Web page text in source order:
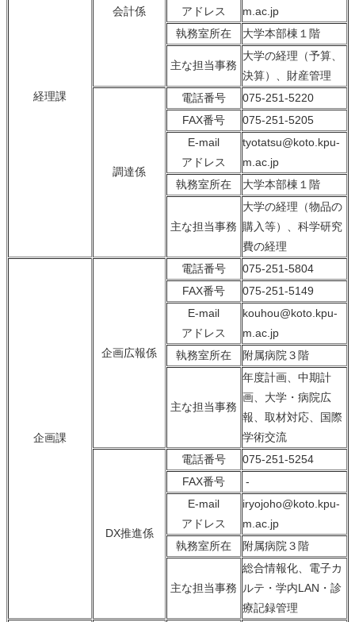
経理課
会計係
アドレス
m.ac.jp
執務室所在
大学本部棟１階
主な担当事務
大学の経理（予算、
決算）、財産管理
調達係
電話番号
075-251-5220
FAX番号
075-251-5205
E-mail
アドレス
tyotatsu@koto.kpu-
m.ac.jp
執務室所在
大学本部棟１階
主な担当事務
大学の経理（物品の
購入等）、科学研究
費の経理
企画課
企画広報係
電話番号
075-251-5804
FAX番号
075-251-5149
E-mail
アドレス
kouhou@koto.kpu-
m.ac.jp
執務室所在
附属病院３階
主な担当事務
年度計画、中期計
画、大学・病院広
報、取材対応、国際
学術交流
DX推進係
電話番号
075-251-5254
FAX番号
-
E-mail
アドレス
iryojoho@koto.kpu-
m.ac.jp
執務室所在
附属病院３階
主な担当事務
総合情報化、電子カ
ルテ・学内LAN・診
療記録管理